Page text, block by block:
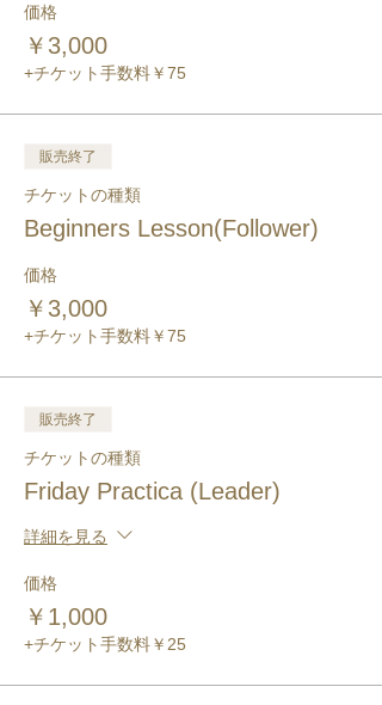
価格
￥3,000
+チケット手数料￥75
販売終了
チケットの種類
Beginners Lesson(Follower)
価格
￥3,000
+チケット手数料￥75
販売終了
チケットの種類
Friday Practica (Leader)
詳細を見る
価格
￥1,000
+チケット手数料￥25